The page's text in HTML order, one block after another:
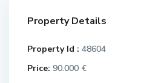
Property Details
Property Id : 48604
Price: 90.000 €